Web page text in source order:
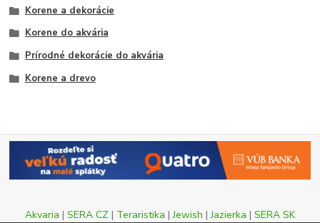
Korene a dekorácie
Korene do akvária
Prírodné dekorácie do akvária
Korene a drevo
Akvaria | SERA CZ | Teraristika |Jewish |Jazierka | SERA SK